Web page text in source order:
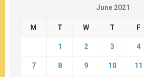
June 2021
M T W T F
1 2 3 4
7 8 9 10 11